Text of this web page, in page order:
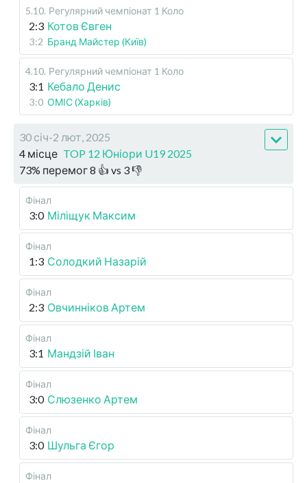
5.10. Регулярний чемпіонат 1 Коло
2:3 Котов Євген
3:2 Бранд Майстер (Київ)
4.10. Регулярний чемпіонат 1 Коло
3:1 Кебало Денис
3:0 ОМІС (Харків)
30 січ-2 лют, 2025
4 місце TOP 12 Юніори U19 2025
73% перемог8 👍 vs 3👎
Фінал
3:0 Міліщук Максим
Фінал
1:3 Солодкий Назарій
Фінал
2:3 Овчинніков Артем
Фінал
3:1 Мандзій Іван
Фінал
3:0 Слюзенко Артем
Фінал
3:0 Шульга Єгор
Фінал